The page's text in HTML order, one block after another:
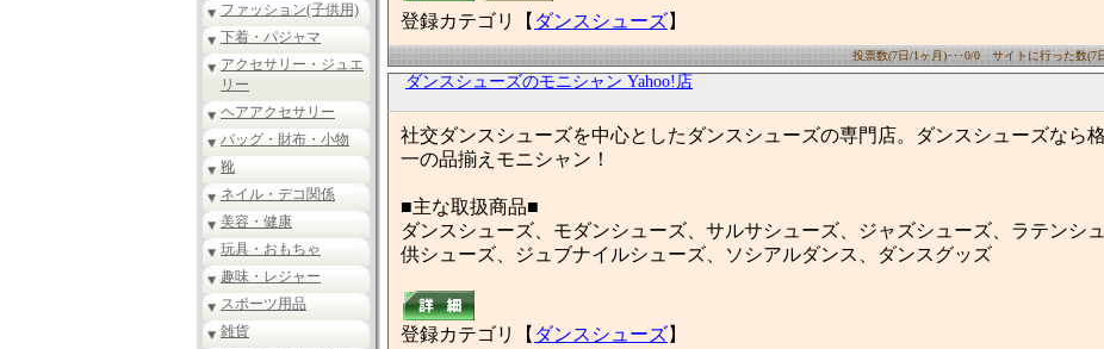
ファッション(子供用)
下着・パジャマ
アクセサリー・ジュエ
リー
ヘアアクセサリー
バッグ・財布・小物
靴
ネイル・デコ関係
美容・健康
玩具・おもちゃ
趣味・レジャー
スポーツ用品
雑貨
登録カテゴリ【 ダンスシューズ 】
投票数(7日/1ヶ月)･･･0/0 サイトに行った数(7
ダンスシューズのモニシャン Yahoo!店
社交ダンスシューズを中心としたダンスシューズの専門店。ダンスシューズなら
一の品揃えモニシャン！
■主な取扱商品■
ダンスシューズ、モダンシューズ、サルサシューズ、ジャズシューズ、ラテンシ
供シューズ、ジュブナイルシューズ、ソシアルダンス、ダンスグッズ
登録カテゴリ【 ダンスシューズ 】